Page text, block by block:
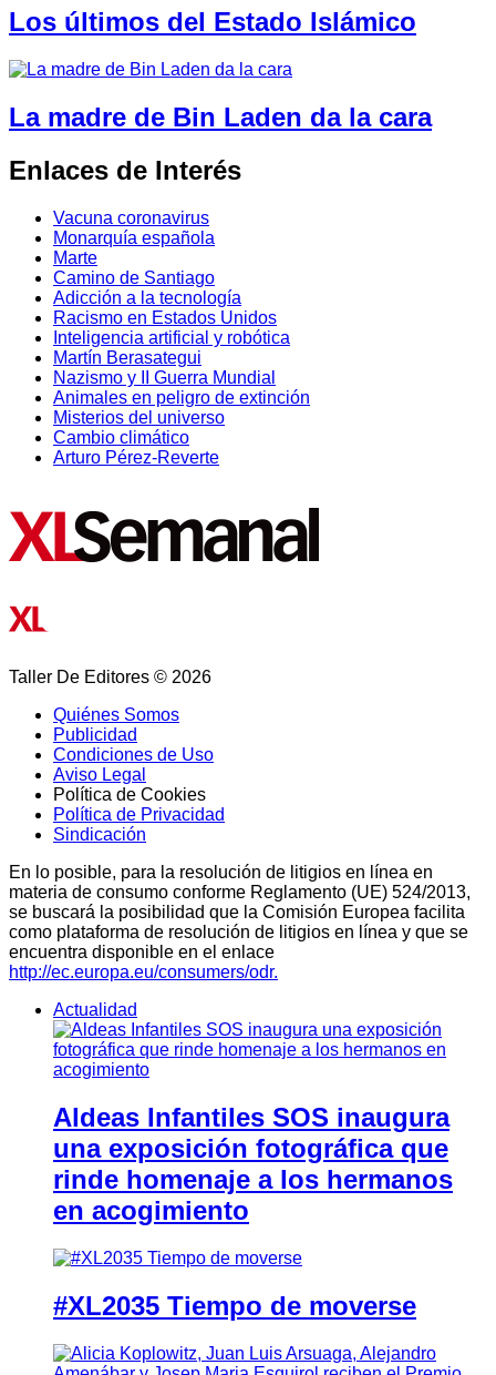
Los últimos del Estado Islámico
La madre de Bin Laden da la cara
Enlaces de Interés
Vacuna coronavirus
Monarquía española
Marte
Camino de Santiago
Adicción a la tecnología
Racismo en Estados Unidos
Inteligencia artificial y robótica
Martín Berasategui
Nazismo y II Guerra Mundial
Animales en peligro de extinción
Misterios del universo
Cambio climático
Arturo Pérez-Reverte
Taller De Editores © 2026
Quiénes Somos
Publicidad
Condiciones de Uso
Aviso Legal
Política de Cookies
Política de Privacidad
Sindicación
En lo posible, para la resolución de litigios en línea en
materia de consumo conforme Reglamento (UE) 524/2013,
se buscará la posibilidad que la Comisión Europea facilita
como plataforma de resolución de litigios en línea y que se
encuentra disponible en el enlace
http://ec.europa.eu/consumers/odr.
Actualidad
Aldeas Infantiles SOS inaugura
una exposición fotográfica que
rinde homenaje a los hermanos
en acogimiento
#XL2035 Tiempo de moverse